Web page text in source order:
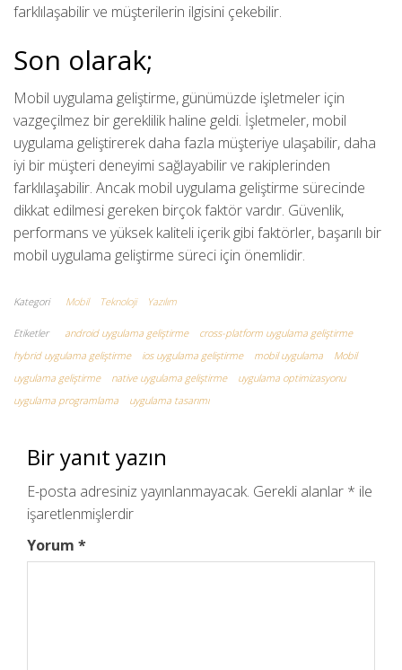
farklılaşabilir ve müşterilerin ilgisini çekebilir.
Son olarak;
Mobil uygulama geliştirme, günümüzde işletmeler için
vazgeçilmez bir gereklilik haline geldi. İşletmeler, mobil
uygulama geliştirerek daha fazla müşteriye ulaşabilir, daha
iyi bir müşteri deneyimi sağlayabilir ve rakiplerinden
farklılaşabilir. Ancak mobil uygulama geliştirme sürecinde
dikkat edilmesi gereken birçok faktör vardır. Güvenlik,
performans ve yüksek kaliteli içerik gibi faktörler, başarılı bir
mobil uygulama geliştirme süreci için önemlidir.
Kategori Mobil Teknoloji Yazılım
Etiketler android uygulama geliştirme
cross-platform uygulama geliştirme
hybrid uygulama geliştirme
ios uygulama geliştirme mobil uygulama
Mobil
uygulama geliştirme
native uygulama geliştirme
uygulama optimizasyonu
uygulama programlama
uygulama tasarımı
Bir yanıt yazın
E-posta adresiniz yayınlanmayacak. Gerekli alanlar * ile
işaretlenmişlerdir
Yorum *